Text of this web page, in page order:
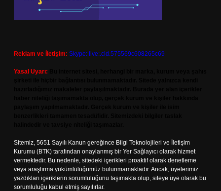
Reklam ve İletişim: Skype: live:.cid.575569c608265c69
Yasal Uyarı:
Sitemiz, 5651 Sayılı Kanun gereğince Bilgi Teknolojileri ve İletişim
Kurumu (BTK) tarafından onaylanmış bir Yer Sağlayıcı olarak hizmet
vermektedir. Bu nedenle, sitedeki içerikleri proaktif olarak denetleme
veya araştırma yükümlülüğümüz bulunmamaktadır. Ancak, üyelerimiz
yazdıkları içeriklerin sorumluluğunu taşımakta olup, siteye üye olarak bu
sorumluluğu kabul etmiş sayılırlar.